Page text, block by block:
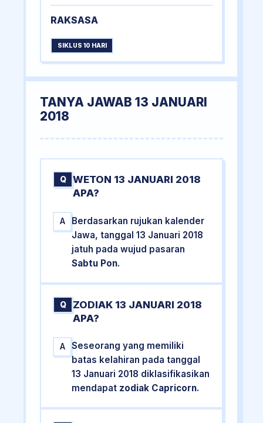
RAKSASA
SIKLUS 10 HARI
TANYA JAWAB 13 JANUARI
2018
Q
WETON 13 JANUARI 2018
APA?
A
Berdasarkan rujukan kalender
Jawa, tanggal 13 Januari 2018
jatuh pada wujud pasaran
Sabtu Pon.
Q
ZODIAK 13 JANUARI 2018
APA?
A
Seseorang yang memiliki
batas kelahiran pada tanggal
13 Januari 2018 diklasifikasikan
mendapat zodiak Capricorn.